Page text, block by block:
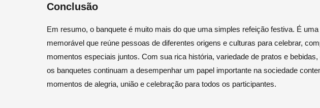
Conclusão
Em resumo, o banquete é muito mais do que uma simples refeição festiva. É
memorável que reúne pessoas de diferentes origens e culturas para celebrar,
momentos especiais juntos. Com sua rica história, variedade de pratos e
os banquetes continuam a desempenhar um papel importante na sociedade
momentos de alegria, união e celebração para todos os participantes.